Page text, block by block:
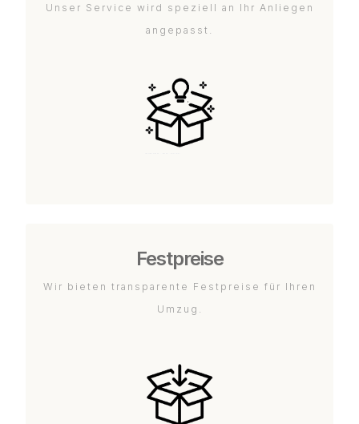
Unser Service wird speziell an Ihr Anliegen
angepasst.
Festpreise
Wir bieten transparente Festpreise für Ihren
Umzug.